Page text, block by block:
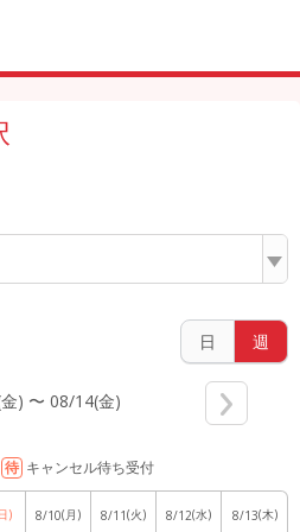
日 週
) 〜 08/14(金)
待 キャンセル待ち受付
) 8/10(月) 8/11(火) 8/12(水) 8/13(木)